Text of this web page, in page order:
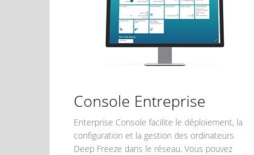
Console Entreprise
Enterprise Console facilite le déploiement, la
configuration et la gestion des ordinateurs
Deep Freeze dans le réseau. Vous pouvez